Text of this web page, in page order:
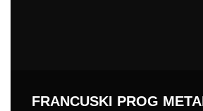
FRANCUSKI PROG